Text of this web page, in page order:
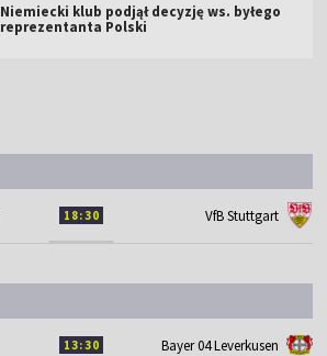
Niemiecki klub podjął decyzję ws. byłego
reprezentanta Polski
18:30 VfB Stuttgart
13:30 Bayer 04 Leverkusen